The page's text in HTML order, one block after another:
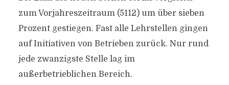
zum Vorjahreszeitraum (5112) um über sieben
Prozent gestiegen. Fast alle Lehrstellen gingen
auf Initiativen von Betrieben zurück. Nur rund
jede zwanzigste Stelle lag im
außerbetrieblichen Bereich.